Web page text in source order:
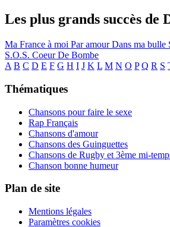
Les plus grands succès de
Ma France à moi Par amourDans ma bulle
S.O.S. Coeur De Bombe
A B C D E F G H I J K L M N O P Q R S
Thématiques
Chansons pour faire le sexe
Rap Français
Chansons d'amour
Chansons des Guinguettes
Chansons de Rugby et 3ème mi-
Chanson bonne humeur
Plan de site
Mentions légales
Paramètres cookies